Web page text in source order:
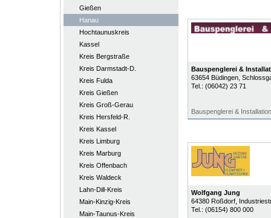
Gießen
Hanau
Hochtaunuskreis
Kassel
Kreis Bergstraße
Kreis Darmstadt-D.
Kreis Fulda
Kreis Gießen
Kreis Groß-Gerau
Kreis Hersfeld-R.
Kreis Kassel
Kreis Limburg
Kreis Marburg
Kreis Offenbach
Kreis Waldeck
Lahn-Dill-Kreis
Main-Kinzig-Kreis
Main-Taunus-Kreis
Bauspenglerei &
63654 Büdingen,
Tel.: (06042) 23 71
Bauspenglerei & Installation
Wolfgang Jung
64380 Roßdorf,
Tel.: (06154) 800 000